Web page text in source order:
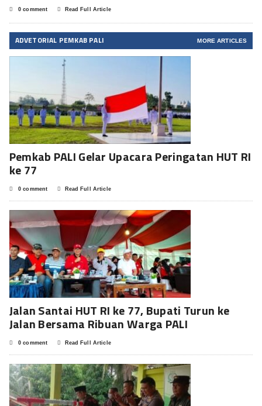
0 comment Read Full Article
ADVETORIAL PEMKAB PALI MORE ARTICLES
Pemkab PALI Gelar Upacara Peringatan HUT RI
ke 77
0 comment Read Full Article
Jalan Santai HUT RI ke 77, Bupati Turun ke
Jalan Bersama Ribuan Warga PALI
0 comment Read Full Article